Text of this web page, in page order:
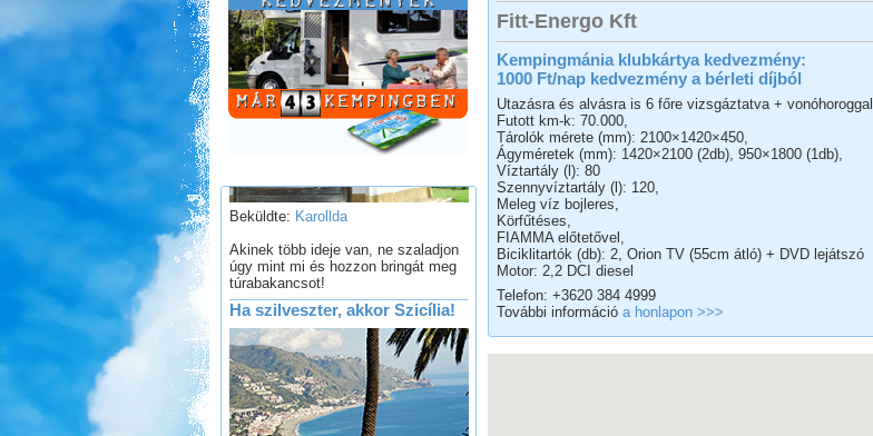
Őrségi kurta-túra
Beküldte:Karollda
Akinek több ideje van, ne szaladjon
túrabakancsot!
Ha szilveszter, akkor Szicília!
Beküldte:Jamesz
Fitt-Energo Kft
Kempingmánia klubkártya kedvezmény:
1000 Ft/nap kedvezmény a bérleti díjból
Utazásra és alvásra is 6 főre vizsgáztatva + vonóhoroggal
Futott km-k: 70.000,
Tárolók mérete (mm): 2100×1420×450,
Ágyméretek (mm): 1420×2100 (2db), 950×1800 (1db),
Víztartály (l): 80
Szennyvíztartály (l): 120,
Meleg víz bojleres,
Körfűtéses,
FIAMMA előtetővel,
Biciklitartók (db): 2, Orion TV (55cm átló) + DVD lejátszó
Motor: 2,2 DCI diesel
Telefon: +3620 384 4999
További információ a honlapon >>>